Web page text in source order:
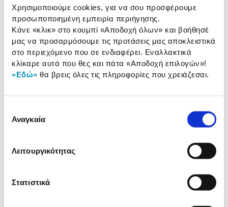
Χρησιμοποιούμε cookies, για να σου προσφέρουμε
προσωποποιημένη εμπειρία περιήγησης.
Κάνε «κλικ» στο κουμπί «Αποδοχή όλων» και βοήθησέ
μας να προσαρμόσουμε τις προτάσεις μας αποκλειστικά
στο περιεχόμενο που σε ενδιαφέρει. Εναλλακτικά
κλίκαρε αυτά που θες και πάτα «Αποδοχή επιλογών»!
«Εδώ» θα βρεις όλες τις πληροφορίες που χρειάζεσαι.
συγκατάθεσης
Αναγκαία
Λειτουργικότητας
Στατιστικά
Apple Magic Mouse White
85,00 €
Προσθήκη
Satechi MacMini M4 Stand & Hub